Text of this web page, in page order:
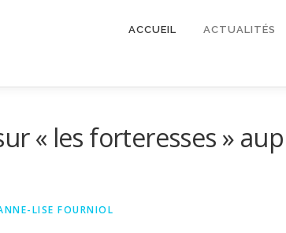
ACCUEIL ACTUALITÉS
« les forteresses »
LISE FOURNIOL